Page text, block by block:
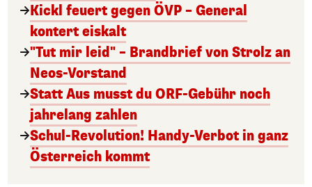
Kickl feuert gegen ÖVP – General
kontert eiskalt
"Tut mir leid" – Brandbrief von Strolz an
Neos-Vorstand
Statt Aus musst du ORF-Gebühr noch
jahrelang zahlen
Schul-Revolution! Handy-Verbot in ganz
Österreich kommt